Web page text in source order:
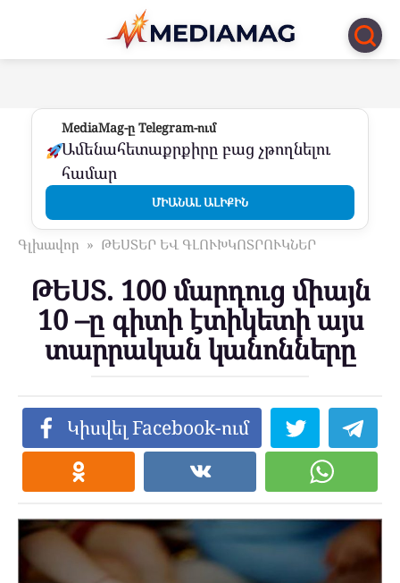
Перейти
контенту
MediaMag-ը Telegram-ում
Ամենահետաքրքիրը բաց չթողնելու
համար
ՄԻԱՆԱԼ ԱԼԻՔԻՆ
Գլխավոր » ԹԵՍՏԵՐ ԵՎ ԳԼՈՒԽԿՈՏՐՈՒԿՆԵՐ
ԹԵՍՏ. 100 մարդուց միայն
10 –ը գիտի էտիկետի այս
տարրական կանոնները
Կիսվել Facebook-ում